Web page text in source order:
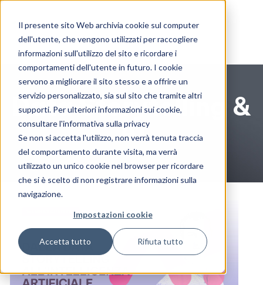
Il presente sito Web archivia cookie sul computer
dell'utente, che vengono utilizzati per raccogliere
informazioni sull'utilizzo del sito e ricordare i
comportamenti dell'utente in futuro. I cookie
servono a migliorare il sito stesso e a offrire un
servizio personalizzato, sia sul sito che tramite altri
supporti. Per ulteriori informazioni sui cookie,
consultare l'informativa sulla privacy
Se non si accetta l'utilizzo, non verrà tenuta traccia
del comportamento durante visita, ma verrà
utilizzato un unico cookie nel browser per ricordare
che si è scelto di non registrare informazioni sulla
navigazione.
Impostazioni cookie
Accetta tutto Rifiuta tutto
Data Storytelling &
AI